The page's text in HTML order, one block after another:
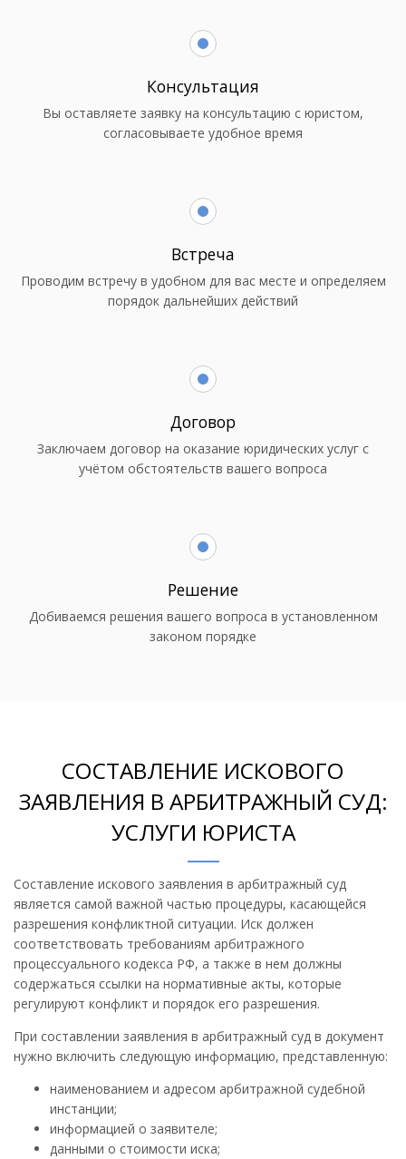
Консультация
Вы оставляете заявку на консультацию с юристом,
согласовываете удобное время
Встреча
Проводим встречу в удобном для вас месте и определяем
порядок дальнейших действий
Договор
Заключаем договор на оказание юридических услуг с
учётом обстоятельств вашего вопроса
Решение
Добиваемся решения вашего вопроса в установленном
законом порядке
СОСТАВЛЕНИЕ ИСКОВОГО
ЗАЯВЛЕНИЯ В АРБИТРАЖНЫЙ СУД:
УСЛУГИ ЮРИСТА
Составление искового заявления в арбитражный суд
является самой важной частью процедуры, касающейся
разрешения конфликтной ситуации. Иск должен
соответствовать требованиям арбитражного
процессуального кодекса РФ, а также в нем должны
содержаться ссылки на нормативные акты, которые
регулируют конфликт и порядок его разрешения.
При составлении заявления в арбитражный суд в документ
нужно включить следующую информацию, представленную:
наименованием и адресом арбитражной судебной
инстанции;
информацией о заявителе;
данными о стоимости иска;